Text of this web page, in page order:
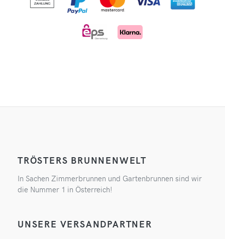
TRÖSTERS BRUNNENWELT
In Sachen Zimmerbrunnen und Gartenbrunnen sind wir
die Nummer 1 in Österreich!
UNSERE VERSANDPARTNER